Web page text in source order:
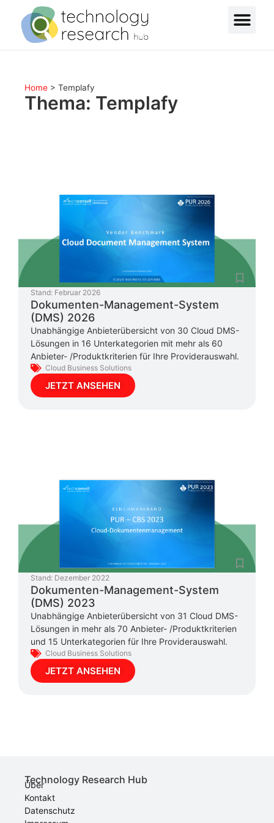
Home > Templafy
Thema: Templafy
Stand: Februar 2026
Dokumenten-Management-System
(DMS) 2026
Unabhängige Anbieterübersicht von 30 Cloud DMS-
Lösungen in 16 Unterkategorien mit mehr als 60
Anbieter- /Produktkriterien für Ihre Providerauswahl.
Cloud Business Solutions
JETZT ANSEHEN
Stand: Dezember 2022
Dokumenten-Management-System
(DMS) 2023
Unabhängige Anbieterübersicht von 31 Cloud DMS-
Lösungen in mehr als 70 Anbieter- /Produktkriterien
und 15 Unterkategorien für Ihre Providerauswahl.
Cloud Business Solutions
JETZT ANSEHEN
Technology Research Hub
Über
Kontakt
Datenschutz